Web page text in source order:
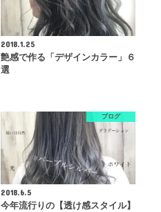
2018.1.25
艶感で作る「デザインカラー」６
選
ブログ
2018.6.5
今年流行りの【透け感スタイル】